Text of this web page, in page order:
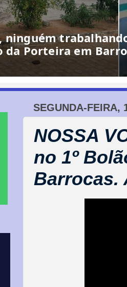
SEGUNDA-FEIRA,
NOSSA
no 1º
Barrocas.